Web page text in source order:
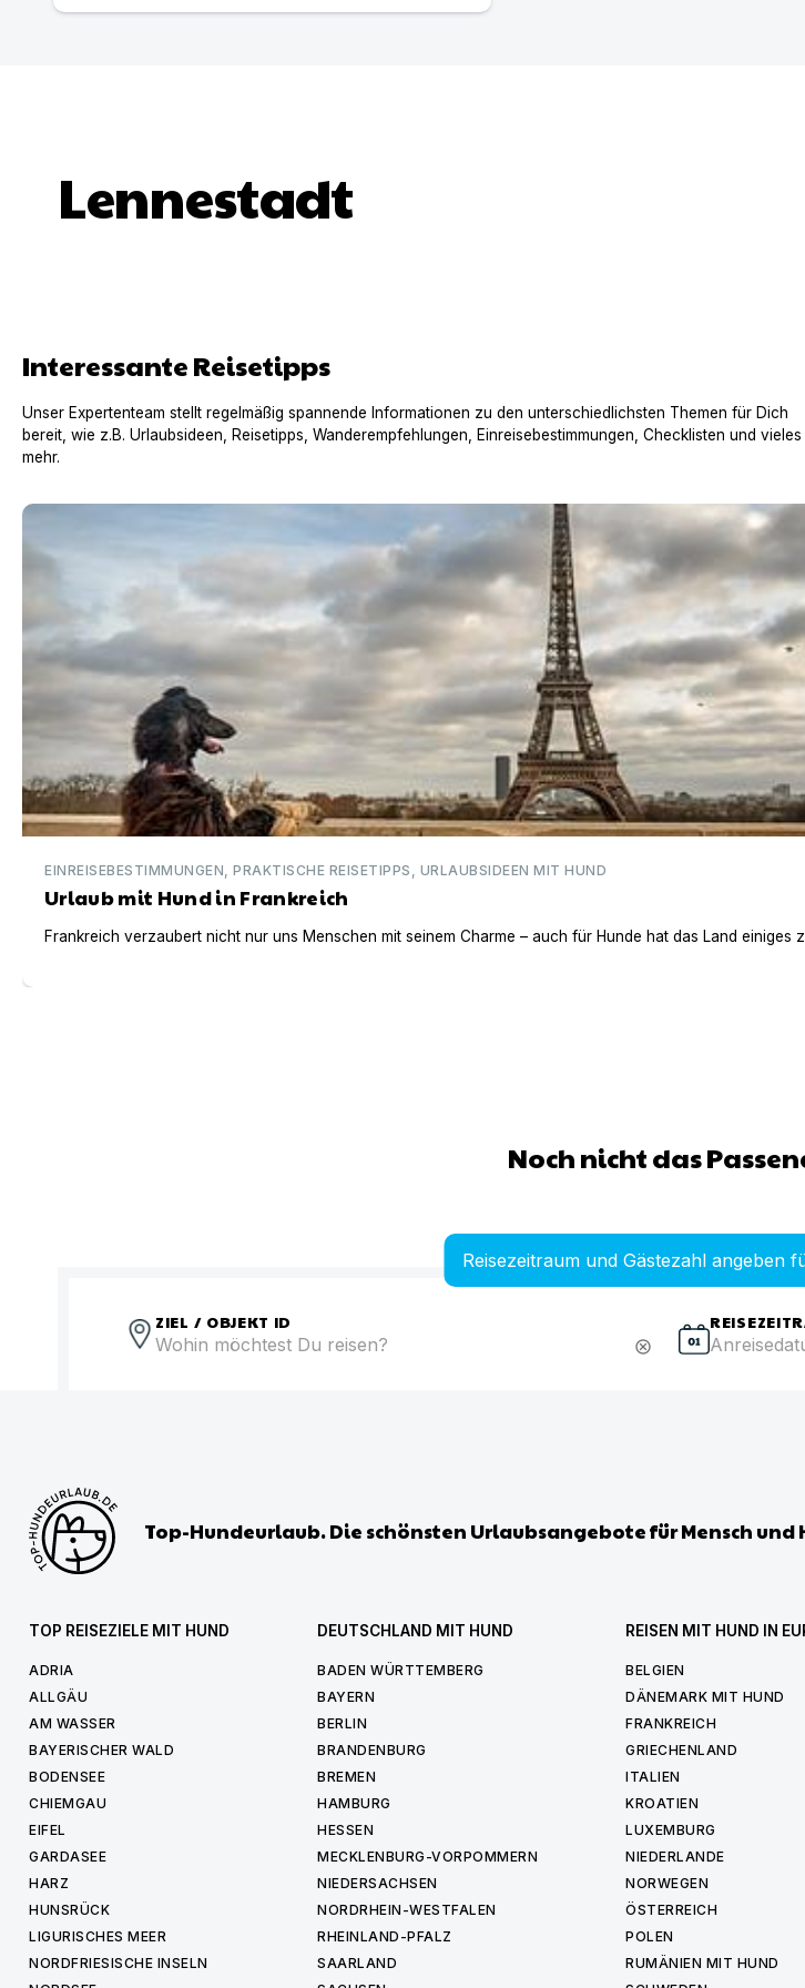
Lennestadt
Interessante Reisetipps
Unser Expertenteam stellt regelmäßig spannende Informationen zu den unterschiedlichsten Themen für Dich
bereit, wie z.B. Urlaubsideen, Reisetipps, Wanderempfehlungen, Einreisebestimmungen, Checklisten und vieles
mehr.
Urlaub mit Hund in Frankreich
EINREISEBESTIMMUNGEN, PRAKTISCHE REISETIPPS, URLAUBSIDEEN MIT HUND
Urlaub mit Hund in Frankreich
Frankreich verzaubert nicht nur uns Menschen mit seinem Charme – auch für Hunde hat das Land einiges
Noch nicht das
Reisezeitraum und Gästezahl angeben
ZIEL / OBJEKT ID
cancel
Top-Hundeurlaub. Die schönsten Urlaubsangebote für Mensch und
TOP REISEZIELE MIT HUND
ADRIA
ALLGÄU
AM WASSER
BAYERISCHER WALD
BODENSEE
CHIEMGAU
EIFEL
GARDASEE
HARZ
HUNSRÜCK
LIGURISCHES MEER
NORDFRIESISCHE INSELN
DEUTSCHLAND MIT HUND
BADEN WÜRTTEMBERG
BAYERN
BERLIN
BRANDENBURG
BREMEN
HAMBURG
HESSEN
MECKLENBURG-VORPOMMERN
NIEDERSACHSEN
NORDRHEIN-WESTFALEN
RHEINLAND-PFALZ
SAARLAND
REISEN MIT HUND IN
BELGIEN
DÄNEMARK MIT HUND
FRANKREICH
GRIECHENLAND
ITALIEN
KROATIEN
LUXEMBURG
NIEDERLANDE
NORWEGEN
ÖSTERREICH
POLEN
RUMÄNIEN MIT HUND